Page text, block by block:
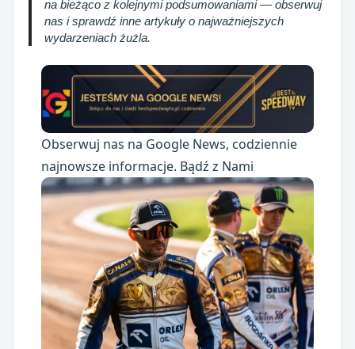
na bieżąco z kolejnymi podsumowaniami — obserwuj
nas i sprawdź inne artykuły o najważniejszych
wydarzeniach żużla.
Obserwuj nas na Google News, codziennie
najnowsze informacje. Bądź z Nami